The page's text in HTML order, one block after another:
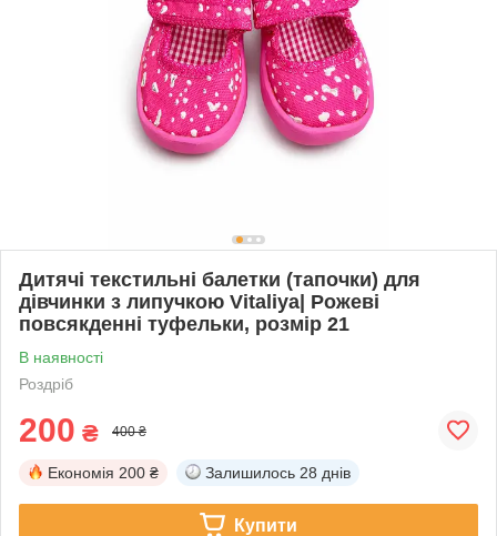
Дитячі текстильні балетки (тапочки) для
дівчинки з липучкою Vitaliya| Рожеві
повсякденні туфельки, розмір 21
В наявності
Роздріб
200 ₴ 400 ₴
Економія 200 ₴ Залишилось 28 днів
Купити